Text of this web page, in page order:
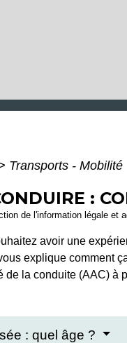
Transports - Mobilité
:
de l'information légale et
avoir une
explique comment
de la conduite (AAC) à
: quel âge ?